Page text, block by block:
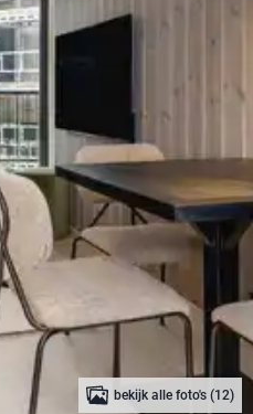
bekijk alle foto's (12)